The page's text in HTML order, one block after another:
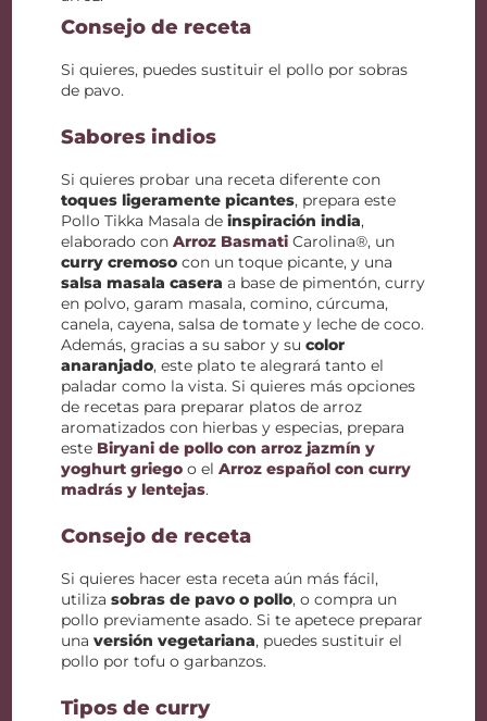
Consejo de receta
Si quieres, puedes sustituir el pollo por sobras
de pavo.
Sabores indios
Si quieres probar una receta diferente con
toques ligeramente picantes, prepara este
Pollo Tikka Masala deinspiración india,
elaborado conArroz Basmati Carolina®, un
curry cremoso con un toque picante, y una
salsa masala casera a base de pimentón, curry
en polvo, garam masala, comino, cúrcuma,
canela, cayena, salsa de tomate y leche de coco.
Además, gracias a su sabor y sucolor
anaranjado, este plato te alegrará tanto el
paladar como la vista. Si quieres más opciones
de recetas para preparar platos de arroz
aromatizados con hierbas y especias, prepara
este Biryani de pollo con arroz jazmín y
yoghurt griego o elArroz español con curry
madrás y lentejas.
Consejo de receta
Si quieres hacer esta receta aún más fácil,
utilizasobras de pavo o pollo, o compra un
pollo previamente asado. Si te apetece preparar
unaversión vegetariana, puedes sustituir el
pollo por tofu o garbanzos.
Tipos de curry